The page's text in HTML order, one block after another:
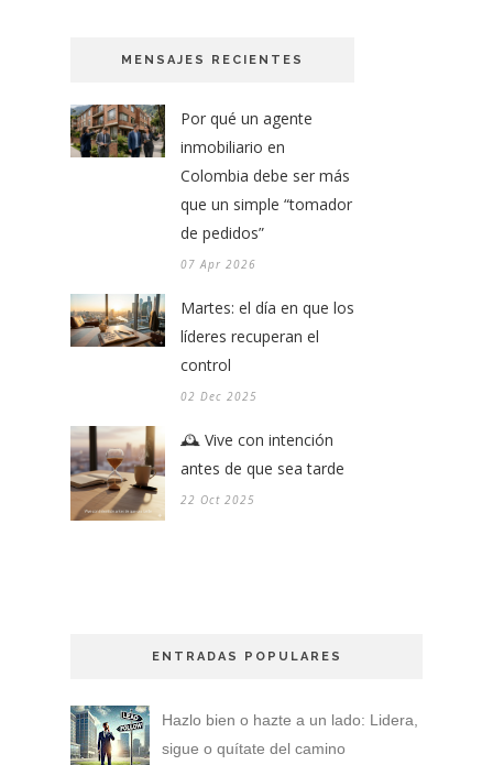
MENSAJES RECIENTES
Por qué un agente
inmobiliario en
Colombia debe ser más
que un simple “tomador
de pedidos”
07 Apr 2026
Martes: el día en que los
líderes recuperan el
control
02 Dec 2025
🕰️ Vive con intención
antes de que sea tarde
22 Oct 2025
ENTRADAS POPULARES
Hazlo bien o hazte a un lado: Lidera,
sigue o quítate del camino